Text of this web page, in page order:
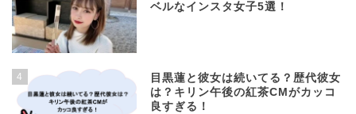
ベルなインスタ女子5選！
4
目黒蓮と彼女は続いてる？歴代彼女
は？キリン午後の紅茶CMがカッコ
良すぎる！